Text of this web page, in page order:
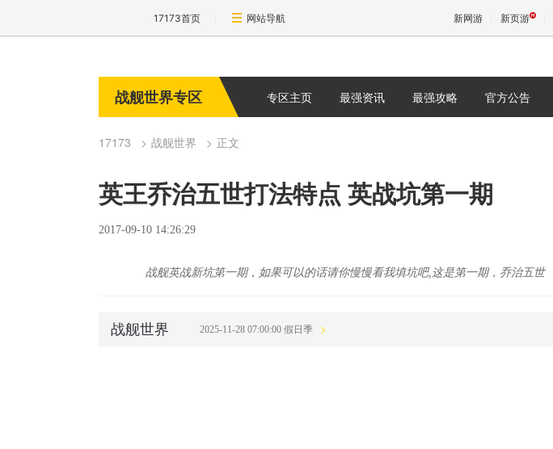
17173首页 网站导航 新网游 新页游
战舰世界专区 专区主页 最强资讯 最强攻略 官方公告
17173 战舰世界 正文
英王乔治五世打法特点 英战坑第一期
2017-09-10 14:26:29
战舰英战新坑第一期，如果可以的话请你慢慢看我填坑吧,这是第一期，乔治五世
战舰世界 2025-11-28 07:00:00 假日季